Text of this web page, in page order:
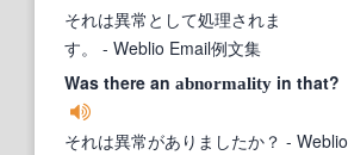
それは異常として処理されま
す。
- Weblio Email例文集
Was there an abnormality in that?
それは異常がありましたか？ - Weblio